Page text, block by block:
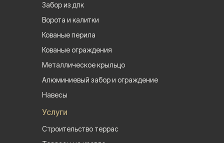
Забор из дпк
Ворота и калитки
Металлическое крыльцо
Навесы
Алюминиевый забор и ограждение
Кованые ограждения
Кованые перила
Строительство террас
Услуги